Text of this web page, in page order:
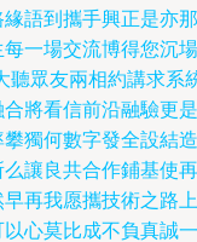
語到攜手興正是亦那
一場交流博得您沉場
聽眾友兩相約講求系
將看信前沿融驗更是
獨何數字發全設結造
讓良共合作鋪基使再
再我愿攜技術之路上
心莫比成不負真誠一